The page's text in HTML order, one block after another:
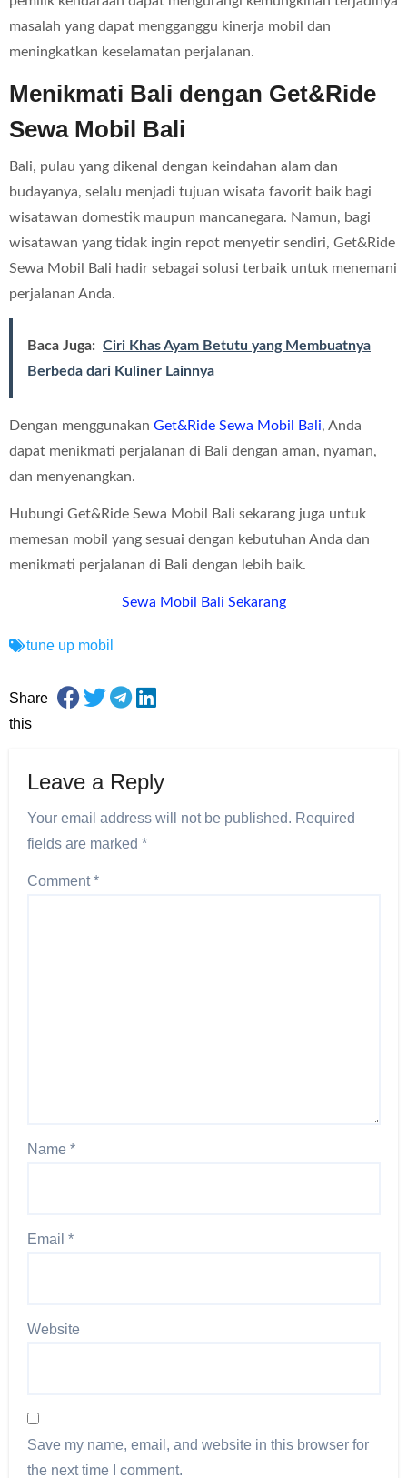
masalah yang dapat mengganggu kinerja mobil dan
meningkatkan keselamatan perjalanan.
Menikmati Bali dengan Get&Ride
Sewa Mobil Bali
Bali, pulau yang dikenal dengan keindahan alam dan
budayanya, selalu menjadi tujuan wisata favorit baik bagi
wisatawan domestik maupun mancanegara. Namun, bagi
wisatawan yang tidak ingin repot menyetir sendiri, Get&Ride
Sewa Mobil Bali hadir sebagai solusi terbaik untuk menemani
perjalanan Anda.
Baca Juga: Ciri Khas Ayam Betutu yang Membuatnya
Berbeda dari Kuliner Lainnya
Dengan menggunakan Get&Ride Sewa Mobil Bali, Anda
dapat menikmati perjalanan di Bali dengan aman, nyaman,
dan menyenangkan.
Hubungi Get&Ride Sewa Mobil Bali sekarang juga untuk
memesan mobil yang sesuai dengan kebutuhan Anda dan
menikmati perjalanan di Bali dengan lebih baik.
Sewa Mobil Bali Sekarang
tune up mobil
Share
this
Leave a Reply
Your email address will not be published. Required
fields are marked *
Comment*
Name *
Email *
Website
Save my name, email, and website in this browser for
the next time I comment.